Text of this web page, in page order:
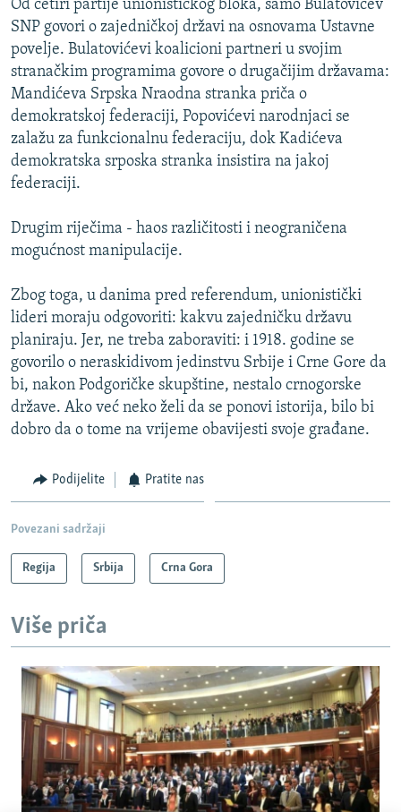
Od četiri partije unionističkog bloka, samo Bulatovićev
SNP govori o zajedničkoj državi na osnovama Ustavne
povelje. Bulatovićevi koalicioni partneri u svojim
stranačkim programima govore o drugačijim državama:
Mandićeva Srpska Nraodna stranka priča o
demokratskoj federaciji, Popovićevi narodnjaci se
zalažu za funkcionalnu federaciju, dok Kadićeva
demokratska srposka stranka insistira na jakoj
federaciji.
Drugim riječima - haos različitosti i neograničena
mogućnost manipulacije.
Zbog toga, u danima pred referendum, unionistički
lideri moraju odgovoriti: kakvu zajedničku državu
planiraju. Jer, ne treba zaboraviti: i 1918. godine se
govorilo o neraskidivom jedinstvu Srbije i Crne Gore da
bi, nakon Podgoričke skupštine, nestalo crnogorske
države. Ako već neko želi da se ponovi istorija, bilo bi
dobro da o tome na vrijeme obavijesti svoje građane.
Podijelite Pratite nas
Povezani sadržaji
Regija Srbija Crna Gora
Više priča